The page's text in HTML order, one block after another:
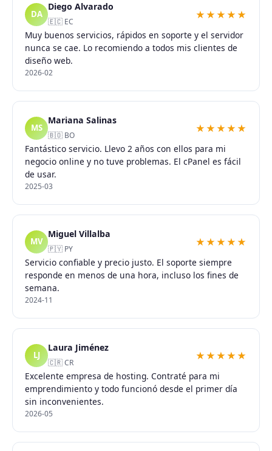
DA
Diego Alvarado
🇪🇨 EC
★★★★★
Muy buenos servicios, rápidos en soporte y el servidor
nunca se cae. Lo recomiendo a todos mis clientes de
diseño web.
2026-02
MS
Mariana Salinas
🇧🇴 BO
★★★★★
Fantástico servicio. Llevo 2 años con ellos para mi
negocio online y no tuve problemas. El cPanel es fácil
de usar.
2025-03
MV
Miguel Villalba
🇵🇾 PY
★★★★★
Servicio confiable y precio justo. El soporte siempre
responde en menos de una hora, incluso los fines de
semana.
2024-11
LJ
Laura Jiménez
🇨🇷 CR
★★★★★
Excelente empresa de hosting. Contraté para mi
emprendimiento y todo funcionó desde el primer día
sin inconvenientes.
2026-05